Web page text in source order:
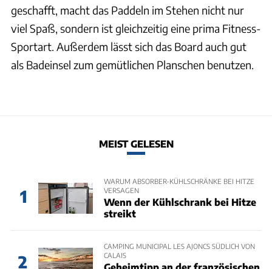
geschafft, macht das Paddeln im Stehen nicht nur
viel Spaß, sondern ist gleichzeitig eine prima Fitness-
Sportart. Außerdem lässt sich das Board auch gut
als Badeinsel zum gemütlichen Planschen benutzen.
MEIST GELESEN
1
WARUM ABSORBER-KÜHLSCHRÄNKE BEI HITZE
VERSAGEN
Wenn der Kühlschrank bei Hitze
streikt
2
CAMPING MUNICIPAL LES AJONCS SÜDLICH VON
CALAIS